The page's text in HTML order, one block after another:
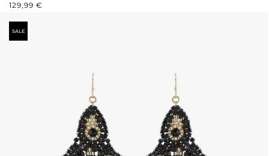
PRIX RÉGULIER :
129,99 €
SALE